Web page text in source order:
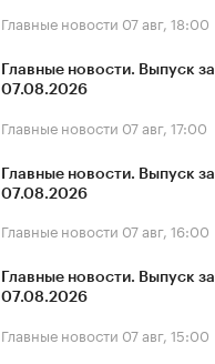
Главные новости 07 авг, 18:00
Главные новости. Выпуск
07.08.2026
Главные новости 07 авг, 17:00
Главные новости. Выпуск
07.08.2026
Главные новости 07 авг, 16:00
Главные новости. Выпуск
07.08.2026
Главные новости 07 авг, 15:00